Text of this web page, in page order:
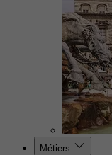
Métiers